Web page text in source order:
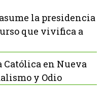
la presidencia
que vivifica a
Católica en Nueva
y Odio